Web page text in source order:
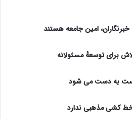
زیر سوال»، «نشان بده اینجا رئیس
کن کت تن کیست»، «با بازیکن
در نهایت پنج ماه بعد، وقتی زیر
دادن المپیک قرار داشت، اقدام به
کاظمی کرد و طی یک رای فوری و
امین جامعه هستند
برای توسعهٔ مسئولانه
به دست می شود
خط کشی مذهبی ندارد